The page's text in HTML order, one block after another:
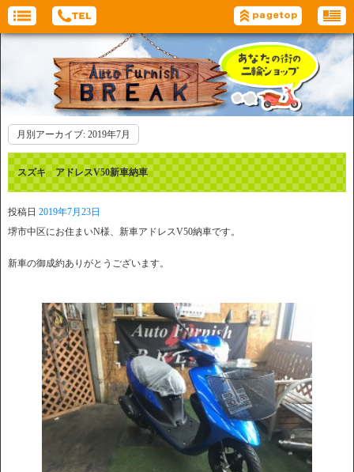
月別アーカイブ: 2019年7月
スズキ アドレスV50新車納車
投稿日 2019年7月23日
堺市中区にお住まいN様、新車アドレスV50納車です。
新車の御成約ありがとうございます。